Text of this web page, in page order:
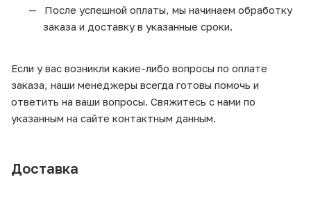
После успешной оплаты, мы начинаем обработку
заказа и доставку в указанные сроки.
Если у вас возникли какие-либо вопросы по оплате
заказа, наши менеджеры всегда готовы помочь и
ответить на ваши вопросы. Свяжитесь с нами по
указанным на сайте контактным данным.
Доставка